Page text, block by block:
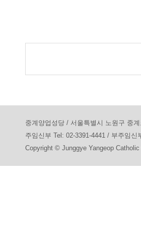
중계양업성당 / 서울특별시 노원구 중
주임신부 Tel: 02-3391-4441 / 부주임신
Copyright © Junggye Yangeop Catholic